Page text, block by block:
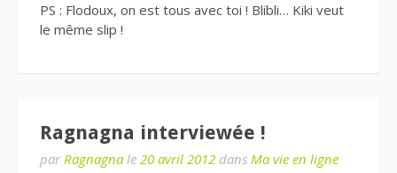
PS : Flodoux, on est tous avec toi ! Blibli… Kiki veut
le même slip !
Ragnagna interviewée !
par Ragnagna le 20 avril 2012 dans Ma vie en ligne